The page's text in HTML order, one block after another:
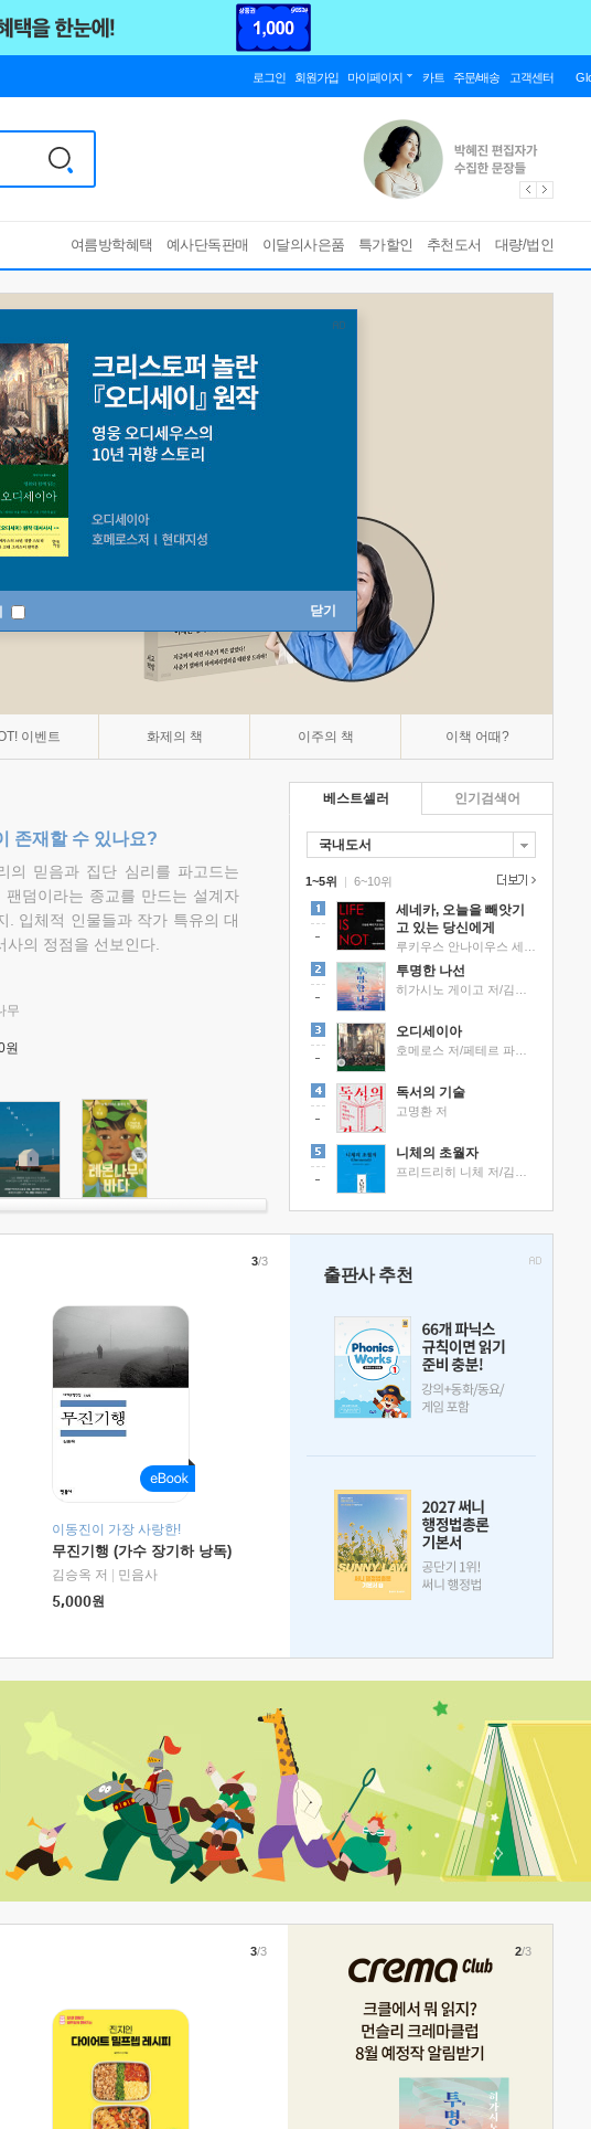
로그인 회원가입 마이페이지 카트 주문/배송 고객센터
여름방학혜택 예사단독판매 이달의사은품 특가할인 추천도서 대량/법인
닫기
이벤트 화제의 책 이주의 책 이책 어때?
존재할 수 있나요?
의 믿음과 집단 심리를 파고드는
덤이라는 종교를 만드는 설계자
. 입체적 인물들과 작가 특유의 대
의 정점을 선보인다.
무
원
베스트셀러
국내도서
1~5위 |
세네카, 오늘을 빼앗기
고 있는 당신에게
투명한 나선
오디세이아
독서의 기술
고명환 저
니체의 초월자
6~10위
인기검색어
이동진이 가장 사랑한!
무진기행 (가수 장기하 낭독)
김승옥 저
민음사
5,000원
3/3
출판사 추천
3/3 2/3